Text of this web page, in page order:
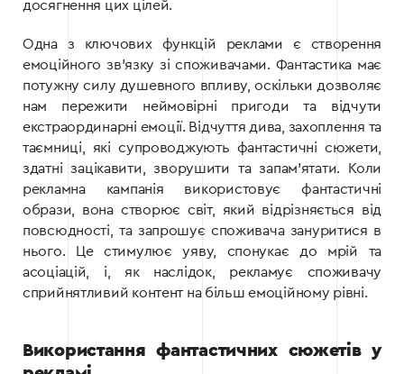
досягнення цих цілей.
Одна з ключових функцій реклами є створення
емоційного зв’язку зі споживачами. Фантастика має
потужну силу душевного впливу, оскільки дозволяє
нам пережити неймовірні пригоди та відчути
екстраординарні емоції. Відчуття дива, захоплення та
таємниці, які супроводжують фантастичні сюжети,
здатні зацікавити, зворушити та запам’ятати. Коли
рекламна кампанія використовує фантастичні
образи, вона створює світ, який відрізняється від
повсюдності, та запрошує споживача зануритися в
нього. Це стимулює уяву, спонукає до мрій та
асоціацій, і, як наслідок, рекламує споживачу
сприйнятливий контент на більш емоційному рівні.
Використання фантастичних сюжетів у